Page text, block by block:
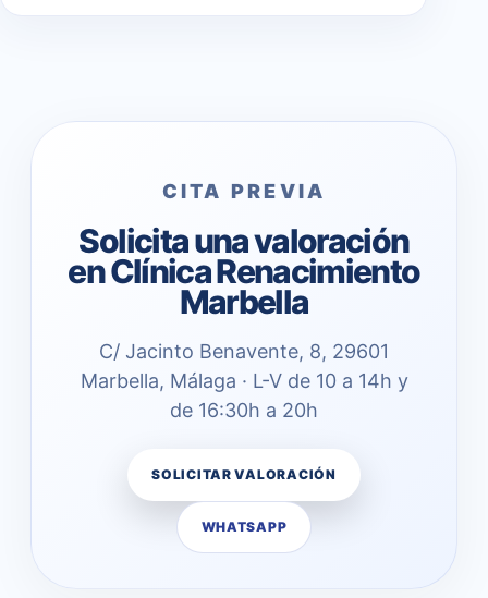
CITA PREVIA
Solicita una valoración
en Clínica Renacimiento
Marbella
C/ Jacinto Benavente, 8, 29601
Marbella, Málaga · L-V de 10 a 14h y
de 16:30h a 20h
SOLICITAR VALORACIÓN
WHATSAPP